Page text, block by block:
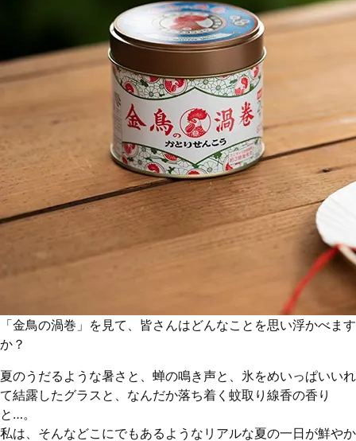
「金鳥の渦巻」を見て、皆さんはどんなことを思い浮かべます
か？
夏のうだるような暑さと、蝉の鳴き声と、氷をめいっぱいいれ
て結露したグラスと、なんだか落ち着く蚊取り線香の香り
と…。
私は、そんなどこにでもあるようなリアルな夏の一日が鮮やか